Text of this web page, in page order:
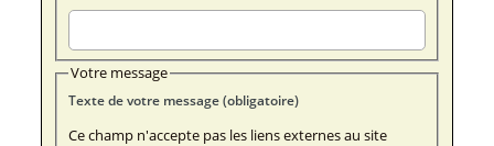
Votre message
Texte de votre message (obligatoire)
Ce champ n'accepte pas les liens externes au site